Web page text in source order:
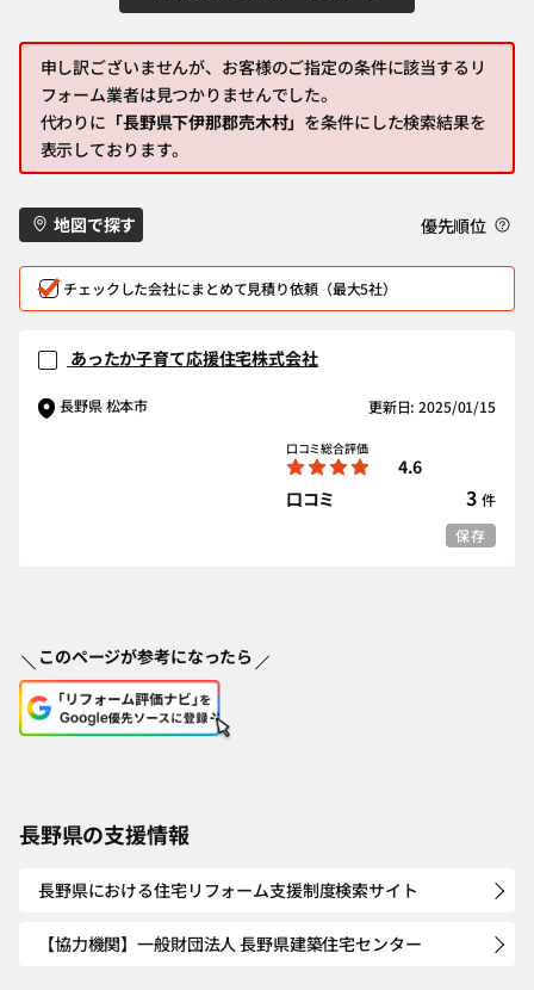
申し訳ございませんが、お客様のご指定の条件に該当するリ
フォーム業者は見つかりませんでした。
代わりに 「長野県下伊那郡売木村」 を条件にした検索結果を
表示しております。
地図で探す 優先順位
チェックした会社にまとめて見積り依頼（最大5社）
あったか子育て応援住宅株式会社
長野県 松本市 更新日: 2025/01/15
口コミ総合評価
4.6
口コミ
3 件
保存
このページが参考になったら
長野県の支援情報
長野県における住宅リフォーム支援制度検索サイト
【協力機関】一般財団法人 長野県建築住宅センター